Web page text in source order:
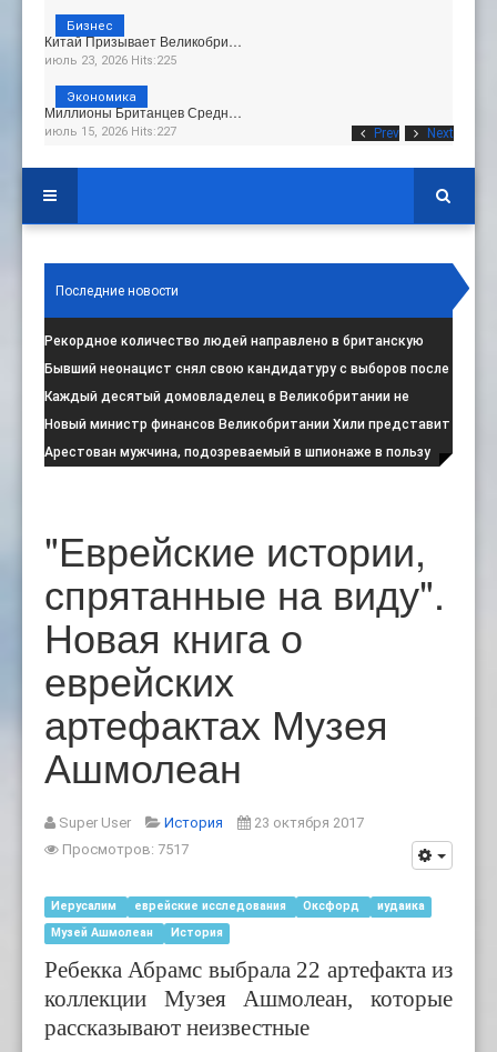
Prev Next
Китай Призывает Великобри…
июль 23, 2026 Hits:225
Бизнес
Миллионы Британцев Средн…
июль 15, 2026 Hits:227
Экономика
Последние новости
Рекордное количество людей направлено в британскую
программу по борьбе с радикал:
Бывший неонацист снял свою кандидатуру с выборов после
негативной реакции общест:
Каждый десятый домовладелец в Великобритании не
намерен соблюдать запрет на испо:
Новый министр финансов Великобритании Хили представит
свой первый бюджет 28 октя:
Арестован мужчина, подозреваемый в шпионаже в пользу
"Еврейские истории,
спрятанные на виду".
Новая книга о
еврейских
артефактах Музея
Ашмолеан
Super User История
23 октября 2017
Просмотров: 7517
Иерусалим еврейские исследования Оксфорд
иудаика
Музей Ашмолеан
История
Ребекка Абрамс выбрала 22 артефакта из
коллекции Музея Ашмолеан, которые
рассказывают неизвестные